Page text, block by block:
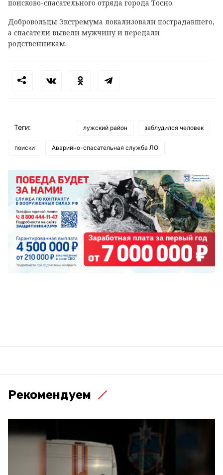
поисково-спасательного отряда города Тосно.
Добровольцы Экстремума локализовали пострадавшего,
а спасатели вывели мужчину и передали
родственникам.
Теги: лужский район заблудился человек
поиски Аварийно-спасательная служба ЛО
Рекомендуем